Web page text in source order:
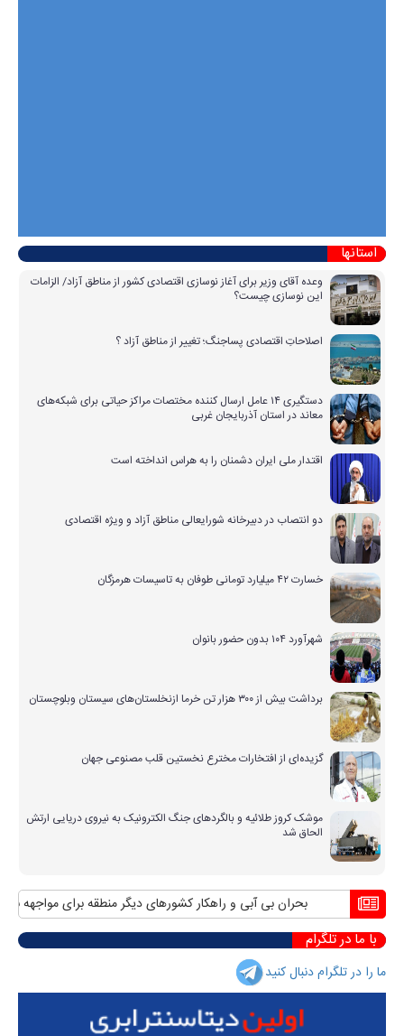
استانها
وعده آقای وزیر برای آغاز نوسازی اقتصادی کشور از مناطق آزاد/ الزامات
این نوسازی چیست؟
اصلاحاتِ اقتصادی پساجنگ؛ تغییر از مناطق آزاد ؟
دستگیری ۱۴ عامل ارسال کننده مختصات مراکز حیاتی برای شبکه‌های
معاند در استان آذربایجان غربی
اقتدار ملی ایران دشمنان را به هراس انداخته است
دو انتصاب در دبیرخانه شورایعالی مناطق آزاد و ویژه اقتصادی
خسارت ۴۲ میلیارد تومانی طوفان به تاسیسات هرمزگان
شهرآورد ۱۰۴ بدون حضور بانوان
برداشت بیش از ۳۰۰ هزار تن خرما ازنخلستان‌های سیستان وبلوچستان
گزیده‌ای از افتخارات مخترع نخستین قلب مصنوعی جهان
موشک کروز طلائیه و بالگردهای جنگ الکترونیک به نیروی دریایی ارتش
الحاق شد
بحران بی آبی و راهکار کشورهای دیگر منطقه برای مواجهه با آن
با ما در تلگرام
ما را در تلگرام دنبال کنید